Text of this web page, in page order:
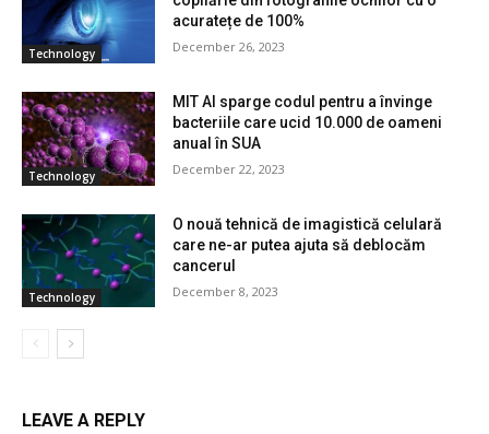
Technology
acuratețe de 100%
December 26, 2023
Technology
MIT AI sparge codul pentru a învinge
bacteriile care ucid 10.000 de oameni
anual în SUA
December 22, 2023
Technology
O nouă tehnică de imagistică celulară
care ne-ar putea ajuta să deblocăm
cancerul
December 8, 2023
LEAVE A REPLY